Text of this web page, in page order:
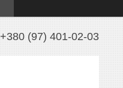
+380 (97) 401-02-03